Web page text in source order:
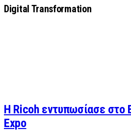
Digital Transformation
Η Ricoh εντυπωσίασε στο
Expo